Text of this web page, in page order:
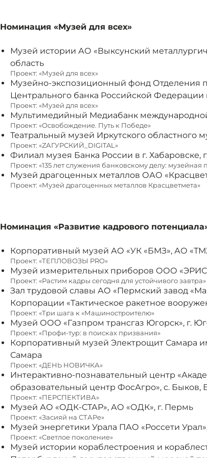
Номинация «Музей для всех»
Музей истории АО «Выксунский
область
Проект: «Музей для всех»
Музейно-экспозиционный фонд Отделения
Центрального банка Российской
Проект: «Музей для всех»
Мультимедийный Медиабанк
Проект: «Освобождение. Путь к Победе»
Театральный музей Иркутского областного
Проект: «ZАГУРСКИЙ_DIGITAL»
Филиал музея Банка России в г. Хабаровске,
Проект: «135 лет служения банковскому делу:
Музей драгоценных металлов ОАО
Проект: «Музей драгоценных металлов Красцветмета»
Номинация «Развитие кадрового
Корпоративный музей АО «УК «БМЗ», АО
Проект: «ТЕПЛОВОЗЫ PRO»
Музей измерительных приборов ООО
Проект: «Растим кадры сегодня для устойчивого завтра»
Зал трудовой славы АО «Пермский завод
Корпорации «Тактическое ракетное
Проект: «Три шага к «Машиностроителю»
Музей ООО «Газпром трансгаз Югорск», г.
Проект: «Профи-тур: в поисках призвания»
Корпоративный музей Электрощит Самара
Самара
Проект: «ДЕНЬ НОВИЧКА»
Интерактивно-познавательный центр
образовательный центр ФосАгро», с. Быков,
Проект: «ПЕРСПЕКТИВА»
Музей АО «ОДК-СТАР», АО «ОДК», г. Пермь
Проект: «Засияй на СТАРе»
Музей энергетики Урала ПАО «Россети
Проект: «Светлое поколение»
Музей истории кораблестроения и